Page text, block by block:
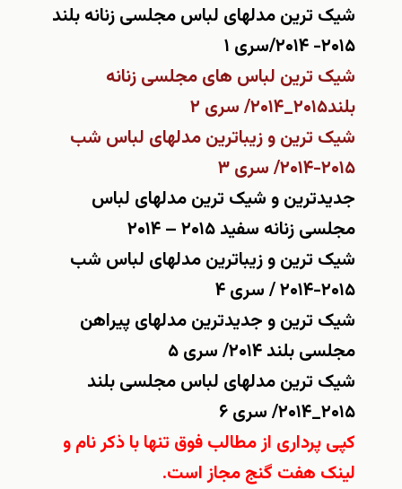
شیک ترین مدلهای لباس مجلسی زنانه بلند
۲۰۱۵- ۲۰۱۴
/سری ۱
شیک ترین لباس های مجلسی زنانه
بلند۲۰۱۵_۲۰۱۴/ سری ۲
شیک ترین و زیباترین مدلهای لباس شب
۲۰۱۵-۲۰۱۴/ سری ۳
جدیدترین و شیک ترین مدلهای لباس
مجلسی زنانه سفید ۲۰۱۵ – ۲۰۱۴
شیک ترین و زیباترین مدلهای لباس شب
۲۰۱۵-۲۰۱۴ / سری ۴
شیک ترین و جدیدترین مدلهای پیراهن
مجلسی بلند ۲۰۱۴/ سری ۵
شیک ترین مدلهای لباس مجلسی بلند
۲۰۱۵_۲۰۱۴/ سری ۶
کپی پرداری از مطالب فوق تنها با ذکر نام و
لینک هفت گنج مجاز است.